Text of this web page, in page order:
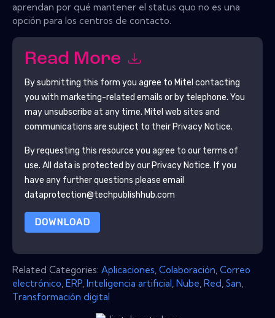
aprendan por qué mantener el status quo no es una
opción para los centros de contacto.
Read More
By submitting this form you agree to Mitel contacting
you with marketing-related emails or by telephone. You
may unsubscribe at any time. Mitel web sites and
communications are subject to their Privacy Notice.
By requesting this resource you agree to our terms of
use. All data is protected by our Privacy Notice. If you
have any further questions please email
dataprotection@techpublishhub.com
DOWNLOAD
Related Categories: Aplicaciones Colaboración Correo
electrónico ERP Inteligencia artificial Nube Red San
Transformación digital